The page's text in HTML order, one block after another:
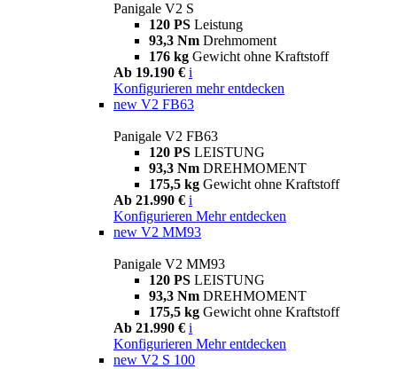
Panigale V2 S
120 PS Leistung
93,3 Nm Drehmoment
176 kg Gewicht ohne Kraftstoff
Ab 19.190 € i
Konfigurieren mehr entdecken
new V2 FB63
Panigale V2 FB63
120 PS LEISTUNG
93,3 Nm DREHMOMENT
175,5 kg Gewicht ohne Kraftstoff
Ab 21.990 € i
Konfigurieren Mehr entdecken
new V2 MM93
Panigale V2 MM93
120 PS LEISTUNG
93,3 Nm DREHMOMENT
175,5 kg Gewicht ohne Kraftstoff
Ab 21.990 € i
Konfigurieren Mehr entdecken
new V2 S 100